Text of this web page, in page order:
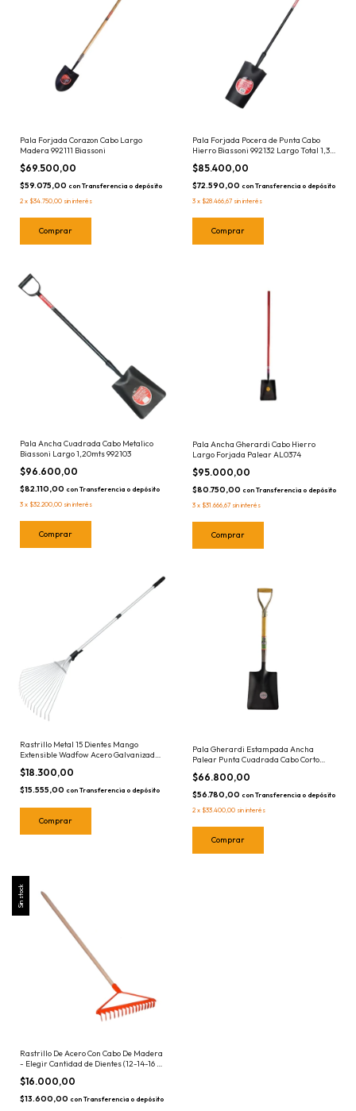
Pala Forjada Corazon Cabo Largo
Madera 992111 Biassoni
$69.500,00
$59.075,00 con Transferencia o depósito
2 x $34.750,00 sin interés
Pala Forjada Pocera de Punta Cabo
Hierro Biassoni 992132 Largo Total 1,30
$85.400,00
$72.590,00 con Transferencia o depósito
3 x $28.466,67 sin interés
Pala Ancha Cuadrada Cabo Metalico
Biassoni Largo 1,20mts 992103
$96.600,00
$82.110,00 con Transferencia o depósito
3 x $32.200,00 sin interés
Pala Ancha Gherardi Cabo Hierro
Largo Forjada Palear AL0374
$95.000,00
$80.750,00 con Transferencia o depósito
3 x $31.666,67 sin interés
Rastrillo Metal 15 Dientes Mango
Extensible Wadfow Acero Galvanizado
WXW9A152 Metalico
$18.300,00
$15.555,00 con Transferencia o depósito
Pala Gherardi Estampada Ancha
Palear Punta Cuadrada Cabo Corto
$66.800,00
$56.780,00 con Transferencia o depósito
2 x $33.400,00 sin interés
Sin stock
Rastrillo De Acero Con Cabo De Madera
- Elegir Cantidad de Dientes (12-14-16 o
18)
$16.000,00
$13.600,00 con Transferencia o depósito